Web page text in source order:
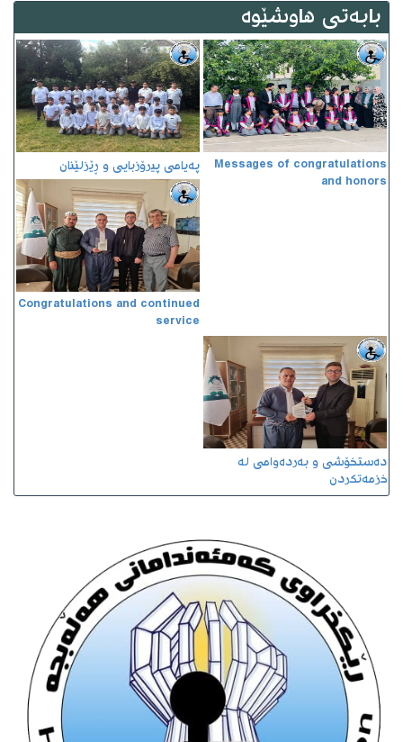
بابەتى هاوشێوە
Messages of congratulations
and honors
پەیامی پیرۆزبایی و ڕێزلێنان
Congratulations and continued
service
دەستخۆشی و بەردەوامی لە
خزمەتکردن